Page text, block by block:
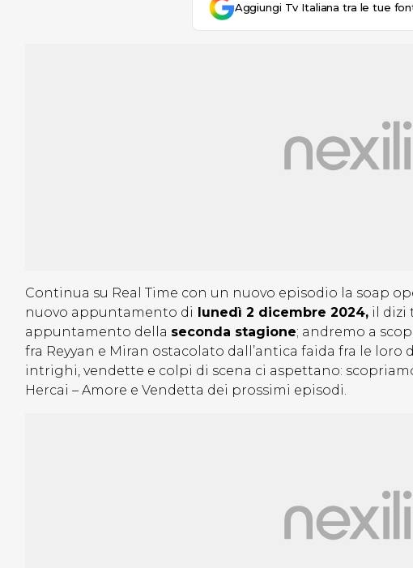
Aggiungi Tv Italiana tra le tue
Continua su Real Time con un nuovo episodio la soap
nuovo appuntamento di lunedì 2 dicembre 2024, il dizi
appuntamento della seconda stagione; andremo a
fra Reyyan e Miran ostacolato dall’antica faida fra le loro
intrighi, vendette e colpi di scena ci aspettano:
Hercai – Amore e Vendetta dei prossimi episodi.